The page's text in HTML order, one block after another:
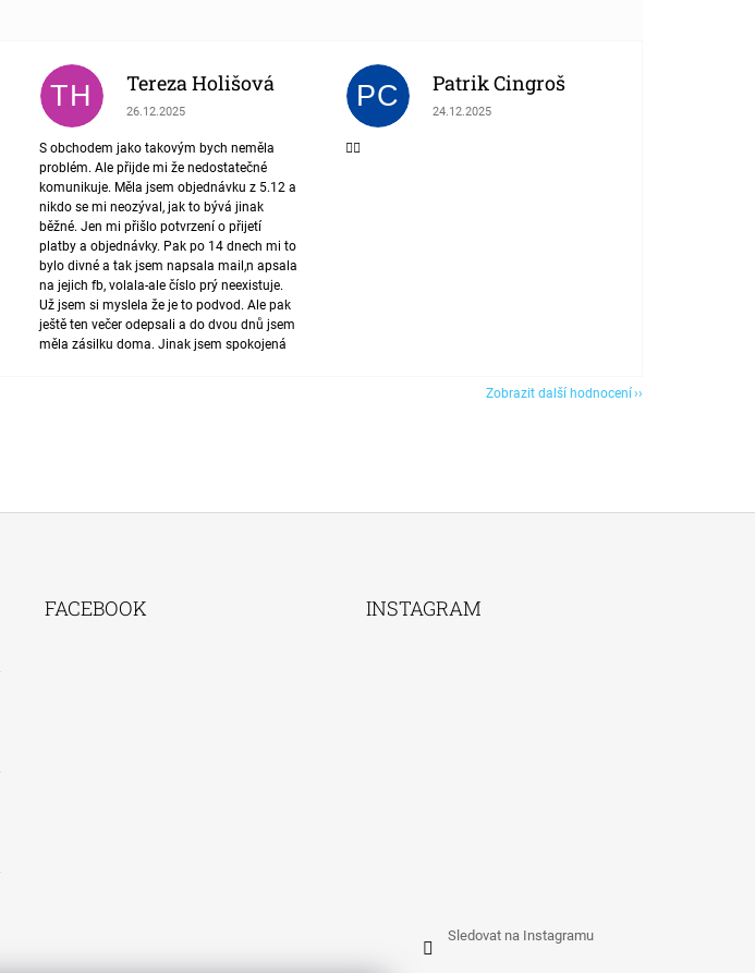
TH Tereza Holišová
Hodnocení obchodu je 4 z 5 hvězdiček.
26.12.2025
S obchodem jako takovým bych neměla
problém. Ale přijde mi že nedostatečné
komunikuje. Měla jsem objednávku z 5.12 a
nikdo se mi neozýval, jak to bývá jinak
běžné. Jen mi přišlo potvrzení o přijetí
platby a objednávky. Pak po 14 dnech mi to
bylo divné a tak jsem napsala mail,n apsala
na jejich fb, volala-ale číslo prý neexistuje.
Už jsem si myslela že je to podvod. Ale pak
ještě ten večer odepsali a do dvou dnů jsem
měla zásilku doma. Jinak jsem spokojená
PC Patrik Cingroš
Hodnocení obchodu je 5 z 5 hvězdiček.
24.12.2025
👍🏾
Zobrazit další hodnocení
FACEBOOK INSTAGRAM
Sledovat na Instagramu